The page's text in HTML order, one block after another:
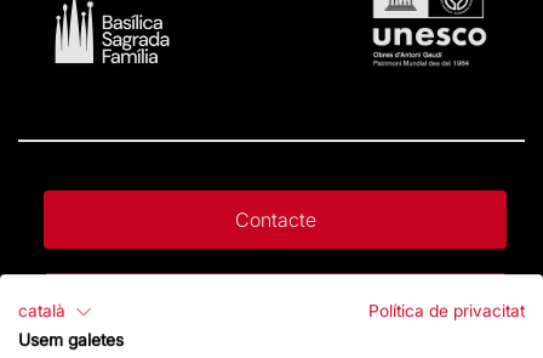
Contacte
català
Política de privacitat
Usem galetes